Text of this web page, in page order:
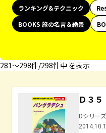
ランキング&テクニック
BOOKS 旅の名言＆絶景
281〜298件/298件中 を表示
Ｄ３
Dシリー